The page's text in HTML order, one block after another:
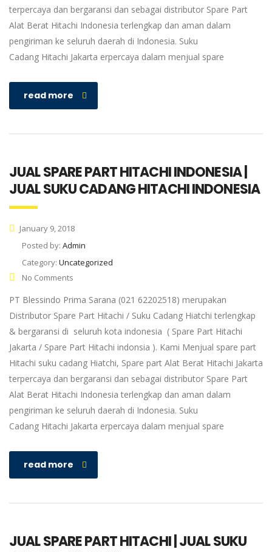
terpercaya dan bergaransi dan sebagai distributor Spare Part
Alat Berat Hitachi Indonesia terlengkap dan aman dalam
pengiriman ke seluruh daerah di Indonesia. Suku
Cadang Hitachi Jakarta erpercaya dalam menjual spare
read more
JUAL SPARE PART HITACHI INDONESIA |
JUAL SUKU CADANG HITACHI INDONESIA
January 9, 2018
Posted by: Admin
Category: Uncategorized
No Comments
PT Blessindo Prima Sarana (021 62202518) merupakan
Distributor Spare Part Hitachi / Suku Cadang Hiatchi terlengkap
& bergaransi di seluruh kota indonesia ( Spare Part Hitachi
Jakarta / Spare Part Hitachi indonsia ). Kami Menjual spare part
Hitachi suku cadang Hiatchi, Spare part Alat Berat Hitachi Jakarta
terpercaya dan bergaransi dan sebagai distributor Spare Part
Alat Berat Hitachi Indonesia terlengkap dan aman dalam
pengiriman ke seluruh daerah di Indonesia. Suku
Cadang Hitachi Jakarta erpercaya dalam menjual spare
read more
JUAL SPARE PART HITACHI | JUAL SUKU